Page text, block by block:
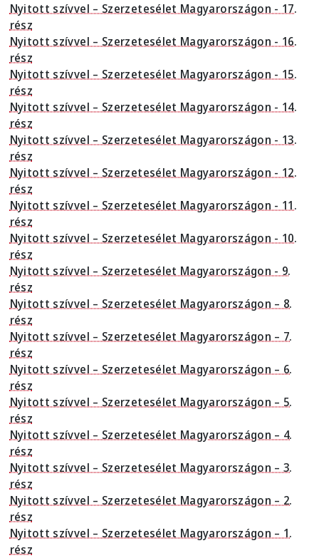
Nyitott szívvel – Szerzetesélet Magyarországon - 17.
rész
Nyitott szívvel – Szerzetesélet Magyarországon - 16.
rész
Nyitott szívvel – Szerzetesélet Magyarországon - 15.
rész
Nyitott szívvel – Szerzetesélet Magyarországon - 14.
rész
Nyitott szívvel – Szerzetesélet Magyarországon - 13.
rész
Nyitott szívvel – Szerzetesélet Magyarországon - 12.
rész
Nyitott szívvel – Szerzetesélet Magyarországon - 11.
rész
Nyitott szívvel – Szerzetesélet Magyarországon - 10.
rész
Nyitott szívvel – Szerzetesélet Magyarországon - 9.
rész
Nyitott szívvel – Szerzetesélet Magyarországon – 8.
rész
Nyitott szívvel – Szerzetesélet Magyarországon – 7.
rész
Nyitott szívvel – Szerzetesélet Magyarországon – 6.
rész
Nyitott szívvel – Szerzetesélet Magyarországon – 5.
rész
Nyitott szívvel – Szerzetesélet Magyarországon – 4.
rész
Nyitott szívvel – Szerzetesélet Magyarországon – 3.
rész
Nyitott szívvel – Szerzetesélet Magyarországon – 2.
rész
Nyitott szívvel – Szerzetesélet Magyarországon – 1.
rész